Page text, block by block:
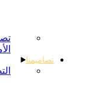
تصميم المناظر
التصميم الداخلي